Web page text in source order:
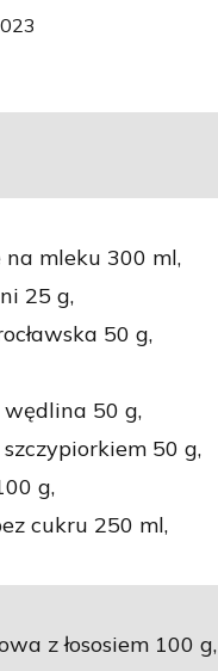
na mleku 300 ml,
25 g,
50 g,
50 g,
50 g,
g,
cukru 250 ml,
z łososiem 100 g,